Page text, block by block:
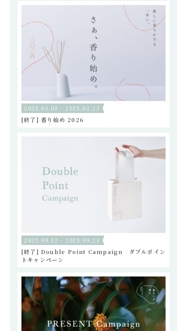
2025.03.01 - 2025.03.23
[終了] 香り始め 2026
2025.09.12 - 2025.09.23
[終了] Double Point Campaign ダブルポイン
トキャンペーン